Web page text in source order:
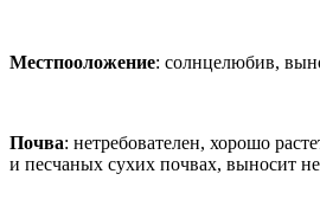
Местпооложение: солнцелюбив,
Почва: нетребователен, хорошо
и песчаных сухих почвах, выносит